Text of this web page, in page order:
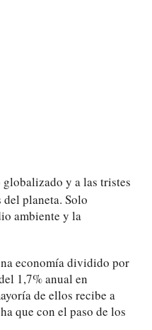
y a las tristes
planeta. Solo
ambiente y la
economía dividido por
1,7% anual en
de ellos recibe a
que con el paso de los